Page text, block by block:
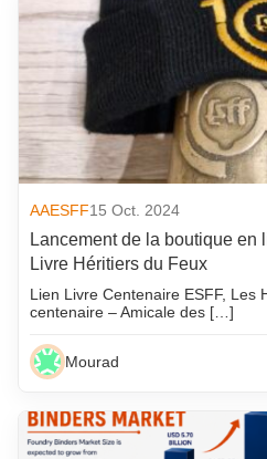
AAESFF15 Oct. 2024
Lancement de la boutique en
Livre Héritiers du Feux
Lien Livre Centenaire ESFF, Les
centenaire – Amicale des […]
Mourad